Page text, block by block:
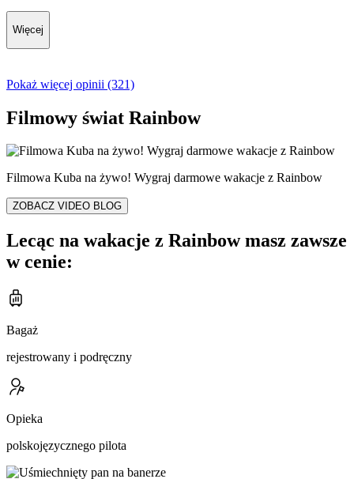
Więcej
Pokaż więcej opinii (321)
Filmowy świat Rainbow
Filmowa Kuba na żywo! Wygraj darmowe wakacje z Rainbow
ZOBACZ VIDEO BLOG
Lecąc na wakacje z Rainbow masz zawsze
w cenie:
Bagaż
rejestrowany i podręczny
Opieka
polskojęzycznego pilota